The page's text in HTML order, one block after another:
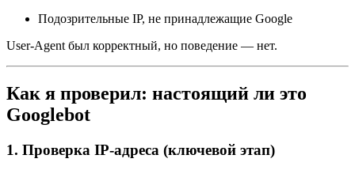
Подозрительные IP, не принадлежащие Google
User-Agent был корректный, но поведение — нет.
Как я проверил: настоящий ли это
Googlebot
1. Проверка IP-адреса (ключевой этап)